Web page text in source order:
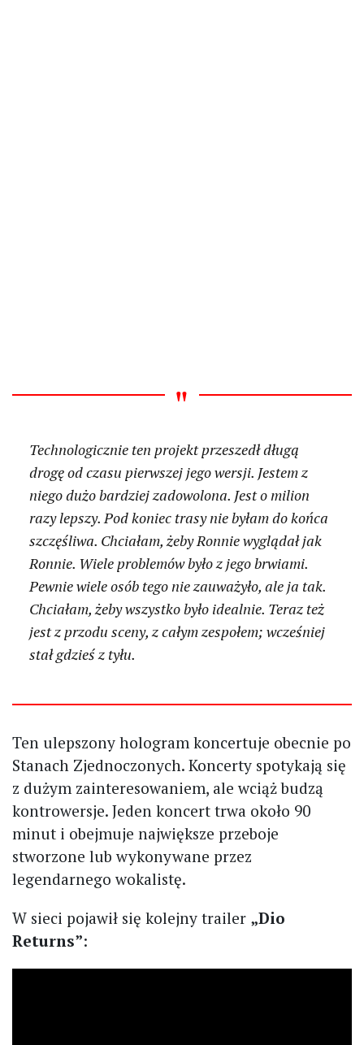
Technologicznie ten projekt przeszedł długą
drogę od czasu pierwszej jego wersji. Jestem z
niego dużo bardziej zadowolona. Jest o milion
razy lepszy. Pod koniec trasy nie byłam do końca
szczęśliwa. Chciałam, żeby Ronnie wyglądał jak
Ronnie. Wiele problemów było z jego brwiami.
Pewnie wiele osób tego nie zauważyło, ale ja tak.
Chciałam, żeby wszystko było idealnie. Teraz też
jest z przodu sceny, z całym zespołem; wcześniej
stał gdzieś z tyłu.
Ten ulepszony hologram koncertuje obecnie po
Stanach Zjednoczonych. Koncerty spotykają się
z dużym zainteresowaniem, ale wciąż budzą
kontrowersje. Jeden koncert trwa około 90
minut i obejmuje największe przeboje
stworzone lub wykonywane przez
legendarnego wokalistę.
W sieci pojawił się kolejny trailer „Dio
Returns”: